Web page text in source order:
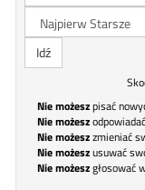
Nie możeszpisać
Nie możesz
Nie możeszzmieniać
Nie możeszusuwać
Nie możeszgłosować